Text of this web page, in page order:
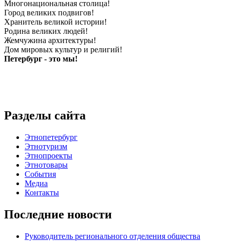
Многонациональная столица!
Город великих подвигов!
Хранитель великой истории!
Родина великих людей!
Жемчужина архитектуры!
Дом мировых культур и религий!
Петербург - это мы!
Разделы сайта
Этнопетербург
Этнотуризм
Этнопроекты
Этнотовары
События
Медиа
Контакты
Последние новости
Руководитель регионального отделения общества